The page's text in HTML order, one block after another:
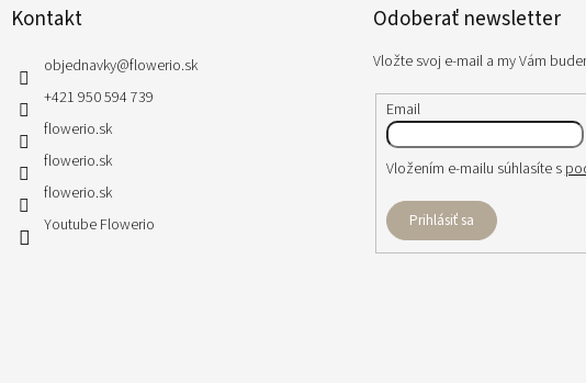
Kontakt
objednavky@flowerio.sk
+421 950 594 739
flowerio.sk
flowerio.sk
flowerio.sk
Youtube Flowerio
Odoberať newsletter
Vložte svoj e-mail a my Vám
Email
Vložením e-mailu súhlasíte s
Prihlásiť sa